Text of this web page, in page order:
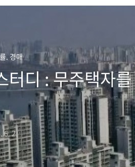
. 경매
터디 : 무주택자
6. 2.